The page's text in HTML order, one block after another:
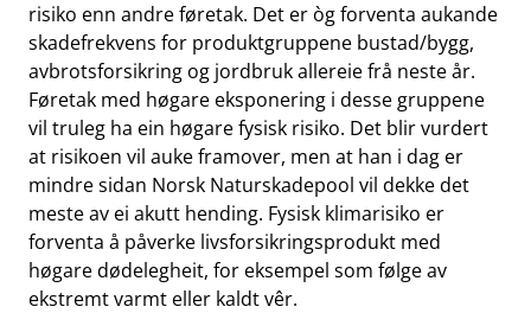
risiko enn andre føretak. Det er òg forventa aukande
skadefrekvens for produktgruppene bustad/bygg,
avbrotsforsikring og jordbruk allereie frå neste år.
Føretak med høgare eksponering i desse gruppene
vil truleg ha ein høgare fysisk risiko. Det blir vurdert
at risikoen vil auke framover, men at han i dag er
mindre sidan Norsk Naturskadepool vil dekke det
meste av ei akutt hending. Fysisk klimarisiko er
forventa å påverke livsforsikringsprodukt med
høgare dødelegheit, for eksempel som følge av
ekstremt varmt eller kaldt vêr.